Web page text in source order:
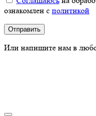
ознакомлен с политикой
Или напишите нам в